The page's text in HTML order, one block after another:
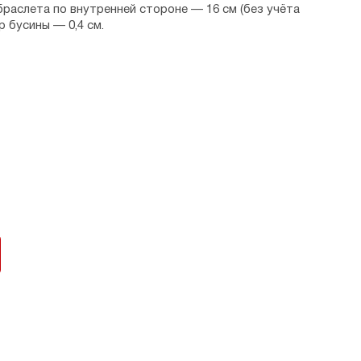
по внутренней стороне — 16 см (без учёта
бусины — 0,4 см.